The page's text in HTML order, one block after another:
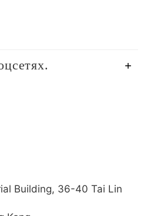
Building, 36-40 Tai Lin